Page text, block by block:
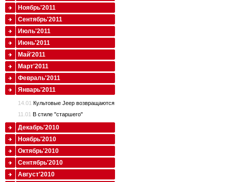
Ноябрь'2011
Сентябрь'2011
Июль'2011
Июнь'2011
Май'2011
Март'2011
Февраль'2011
Январь'2011
14.01 Культовые Jeep возвращаются
11.01 В стиле "старшего"
Декабрь'2010
Ноябрь'2010
Октябрь'2010
Сентябрь'2010
Август'2010